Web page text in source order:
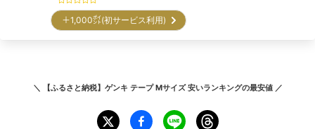
＋1,000㌽(初サービス利用)
＼ 【ふるさと納税】ゲンキ テープ Mサイズ 安いランキングの最安値 ／